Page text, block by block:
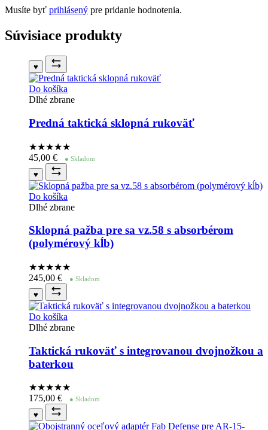
Musíte byť prihlásený pre pridanie hodnotenia.
Súvisiace produkty
♥
Do košíka
Dlhé zbrane
Predná taktická sklopná rukoväť
★★★★★
45,00 € ● Skladom
♥
Do košíka
Dlhé zbrane
Sklopná pažba pre sa vz.58 s absorbérom
(polymérový kĺb)
★★★★★
245,00 € ● Skladom
♥
Do košíka
Dlhé zbrane
Taktická rukoväť s integrovanou dvojnožkou a
baterkou
★★★★★
175,00 € ● Skladom
♥